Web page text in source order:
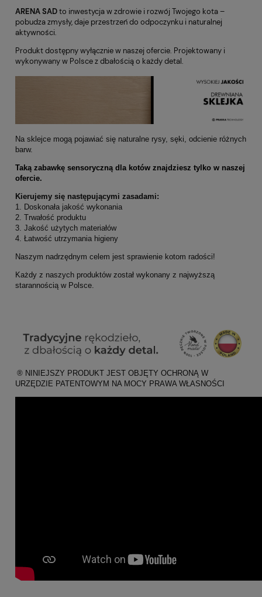
ARENA SADto inwestycja w zdrowie i rozwój Twojego kota –
pobudza zmysły, daje przestrzeń do odpoczynku i naturalnej
aktywności.
Produkt dostępny wyłącznie w naszej ofercie. Projektowany i
wykonywany w Polsce z dbałością o każdy detal.
Na sklejce mogą pojawiać się naturalne rysy, sęki, odcienie różnych
barw.
Taką zabawkę sensoryczną dla kotów znajdziesz tylko w naszej
ofercie.
Kierujemy się następującymi zasadami:
1.
Doskonała jakość wykonania
2. Trwałość produktu
3. Jakość użytych materiałów
4. Łatwość utrzymania higieny
Naszym nadrzędnym celem jest sprawienie kotom radości!
Każdy z naszych produktów został wykonany z najwyższą
starannością w Polsce.
® NINIEJSZY PRODUKT JEST OBJĘTY OCHRONĄ W
URZĘDZIE PATENTOWYM NA MOCY PRAWA WŁASNOŚCI